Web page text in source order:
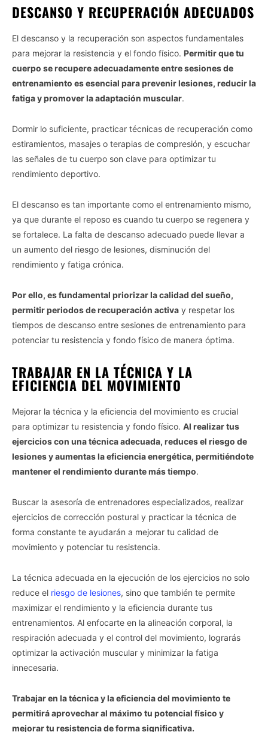
Vida.es - Do Not Process My Personal Information
targeted advertising by us, please use the below opt-out
section to confirm your selection. Please note that after your
opt-out request is processed you may continue seeing
interest-based ads based on personal information utilized by
us or personal information disclosed to third parties prior to
your opt-out. You may separately opt-out of the further
disclosure of your personal information by third parties on the
IAB’s list of downstream participants. This information may
Downstream Participantsthat may further disclose it to other
third parties.
DESCANSO Y RECUPERACIÓN ADECUADOS
El descanso y la recuperación son aspectos fundamentales
para mejorar la resistencia y el fondo físico. Permitir que tu
cuerpo se recupere adecuadamente entre sesiones de
entrenamiento es esencial para prevenir lesiones, reducir la
fatiga y promover la adaptación muscular.
Dormir lo suficiente, practicar técnicas de recuperación como
estiramientos, masajes o terapias de compresión, y escuchar
las señales de tu cuerpo son clave para optimizar tu
rendimiento deportivo.
El descanso es tan importante como el entrenamiento mismo,
ya que durante el reposo es cuando tu cuerpo se regenera y
se fortalece. La falta de descanso adecuado puede llevar a
un aumento del riesgo de lesiones, disminución del
rendimiento y fatiga crónica.
Por ello, es fundamental priorizar la calidad del sueño,
permitir periodos de recuperación activa y respetar los
tiempos de descanso entre sesiones de entrenamiento para
potenciar tu resistencia y fondo físico de manera óptima.
TRABAJAR EN LA TÉCNICA Y LA
EFICIENCIA DEL MOVIMIENTO
Mejorar la técnica y la eficiencia del movimiento es crucial
para optimizar tu resistencia y fondo físico. Al realizar tus
ejercicios con una técnica adecuada, reduces el riesgo de
lesiones y aumentas la eficiencia energética, permitiéndote
mantener el rendimiento durante más tiempo.
Buscar la asesoría de entrenadores especializados, realizar
ejercicios de corrección postural y practicar la técnica de
forma constante te ayudarán a mejorar tu calidad de
movimiento y potenciar tu resistencia.
La técnica adecuada en la ejecución de los ejercicios no solo
reduce el riesgo de lesiones, sino que también te permite
maximizar el rendimiento y la eficiencia durante tus
entrenamientos. Al enfocarte en la alineación corporal, la
respiración adecuada y el control del movimiento, lograrás
optimizar la activación muscular y minimizar la fatiga
innecesaria.
Trabajar en la técnica y la eficiencia del movimiento te
permitirá aprovechar al máximo tu potencial físico y
mejorar tu resistencia de forma significativa.